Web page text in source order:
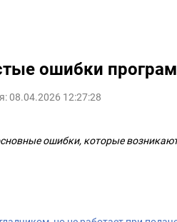
ошибки
08.04.2026 12:27:28
ошибки, которые